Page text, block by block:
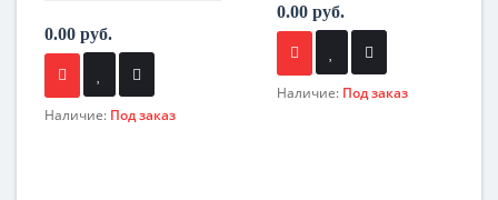
0.00 руб.
Наличие: Под заказ
0.00 руб.
Наличие: Под заказ